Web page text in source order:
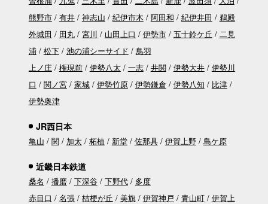
熊野市
有井 神志山 紀伊市木 阿田和 紀伊井田
鵜殿
外城田
田丸 宮川 山田上口 伊勢市 五十鈴ケ丘
二見
浦
松下 池の浦シーサイド
鳥羽
上ノ庄
権現前 伊勢八太 一志 井関 伊勢大井
伊勢川
口
関ノ宮 家城 伊勢竹原 伊勢鎌倉 伊勢八知
比津
伊勢奥津
JR西日本
亀山 関 加太 柘植 新堂 佐那具 伊賀上野 島ケ原
近畿日本鉄道
桑名 播磨 下深谷 下野代
多度
赤目口
名張 桔梗が丘 美旗 伊賀神戸 青山町
伊賀上